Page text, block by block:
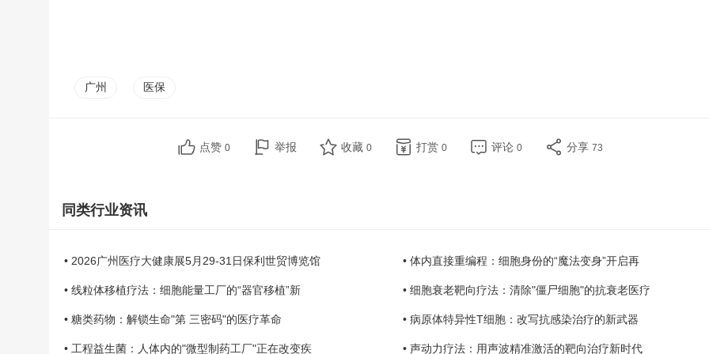
广州 医保
点赞 0 举报 收藏 0 打赏 0 评论 0 分享 73
同类行业资讯
• 2026广州医疗大健康展5月29-31日保利世贸博览馆 • 体内直接重编程：细胞身份的“魔法变身”开启再
• 线粒体移植疗法：细胞能量工厂的“器官移植”新 • 细胞衰老靶向疗法：清除"僵尸细胞"的抗衰老医疗
• 糖类药物：解锁生命"第 三密码"的医疗革命 • 病原体特异性T细胞：改写抗感染治疗的新武器
• 工程益生菌：人体内的"微型制药工厂"正在改变疾 • 声动力疗法：用声波精准激活的靶向治疗新时代